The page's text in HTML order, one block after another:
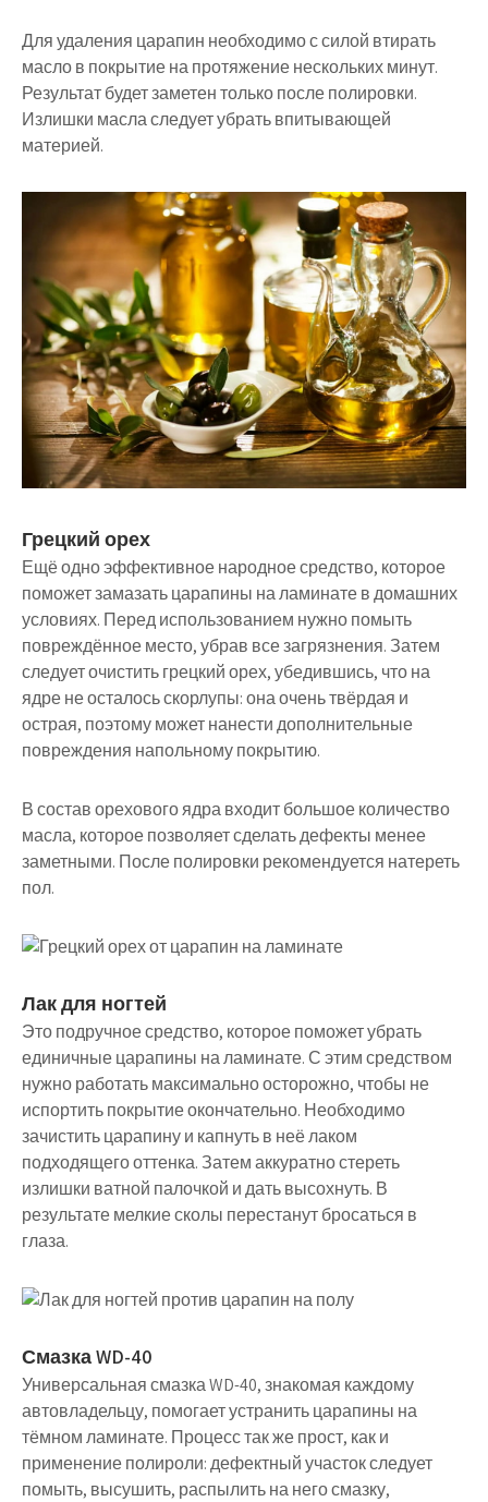
Для удаления царапин необходимо с силой втирать
масло в покрытие на протяжение нескольких минут.
Результат будет заметен только после полировки.
Излишки масла следует убрать впитывающей
материей.
Грецкий орех
Ещё одно эффективное народное средство, которое
поможет замазать царапины на ламинате в домашних
условиях. Перед использованием нужно помыть
повреждённое место, убрав все загрязнения. Затем
следует очистить грецкий орех, убедившись, что на
ядре не осталось скорлупы: она очень твёрдая и
острая, поэтому может нанести дополнительные
повреждения напольному покрытию.
В состав орехового ядра входит большое количество
масла, которое позволяет сделать дефекты менее
заметными. После полировки рекомендуется натереть
пол.
Лак для ногтей
Это подручное средство, которое поможет убрать
единичные царапины на ламинате. С этим средством
нужно работать максимально осторожно, чтобы не
испортить покрытие окончательно. Необходимо
зачистить царапину и капнуть в неё лаком
подходящего оттенка. Затем аккуратно стереть
излишки ватной палочкой и дать высохнуть. В
результате мелкие сколы перестанут бросаться в
глаза.
Смазка WD-40
Универсальная смазка WD-40, знакомая каждому
автовладельцу, помогает устранить царапины на
тёмном ламинате. Процесс так же прост, как и
применение полироли: дефектный участок следует
помыть, высушить, распылить на него смазку,